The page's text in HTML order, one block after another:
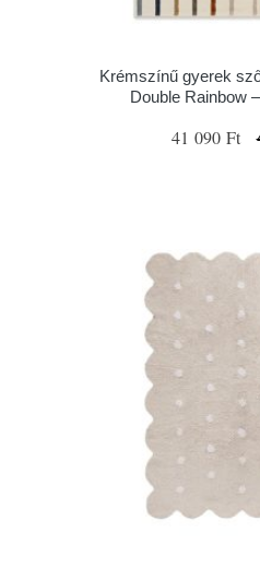
Krémszínű gyerek
Double Rainbow
41 090 Ft